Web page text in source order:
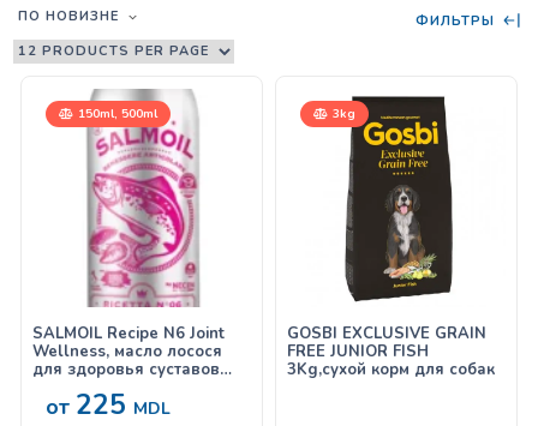
ПО НОВИЗНЕ ФИЛЬТРЫ
150ml, 500ml
SALMOIL Recipe N6 Joint
Wellness, масло лосося
для здоровья суставов
от 225 MDL
3kg
GOSBI EXCLUSIVE GRAIN
FREE JUNIOR FISH
3Kg,сухой корм для собак